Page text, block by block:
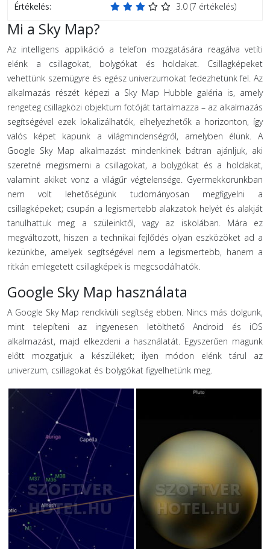
Értékelés:
3.0 (7 értékelés)
Mi a Sky Map?
Az intelligens applikáció a telefon mozgatására reagálva vetíti
elénk a csillagokat, bolygókat és holdakat. Csillagképeket
vehettünk szemügyre és egész univerzumokat fedezhetünk fel. Az
alkalmazás részét képezi a Sky Map Hubble galéria is, amely
rengeteg csillagközi objektum fotóját tartalmazza – az alkalmazás
segítségével ezek lokalizálhatók, elhelyezhetők a horizonton, így
valós képet kapunk a világmindenségről, amelyben élünk. A
Google Sky Map alkalmazást mindenkinek bátran ajánljuk, aki
szeretné megismerni a csillagokat, a bolygókat és a holdakat,
valamint akiket vonz a világűr végtelensége. Gyermekkorunkban
nem volt lehetőségünk tudományosan megfigyelni a
csillagképeket; csupán a legismertebb alakzatok helyét és alakját
tanulhattuk meg a szüleinktől, vagy az iskolában. Mára ez
megváltozott, hiszen a technikai fejlődés olyan eszközöket ad a
kezünkbe, amelyek segítségével nem a legismertebb, hanem a
ritkán emlegetett csillagképek is megcsodálhatók.
Google Sky Map használata
A Google Sky Map rendkívüli segítség ebben. Nincs más dolgunk,
mint telepíteni az ingyenesen letölthető Android és iOS
alkalmazást, majd elkezdeni a használatát. Egyszerűen magunk
előtt mozgatjuk a készüléket; ilyen módon elénk tárul az
univerzum, csillagokat és bolygókat figyelhetünk meg.